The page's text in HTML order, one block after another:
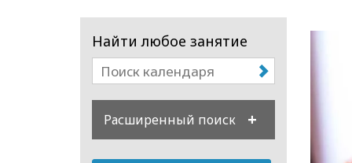
Найти любое занятие
Расширенный поиск